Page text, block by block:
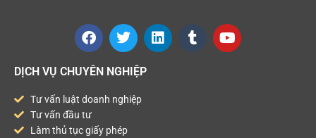
DỊCH VỤ CHUYÊN NGHIỆP
Tư vấn luật doanh nghiệp
Tư vấn đầu tư
Làm thủ tục giấy phép